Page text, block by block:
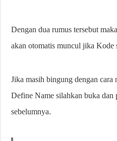
Dengan dua rumus tersebut
akan otomatis muncul jika
Jika masih bingung dengan cara
Define Name silahkan buka dan
sebelumnya.